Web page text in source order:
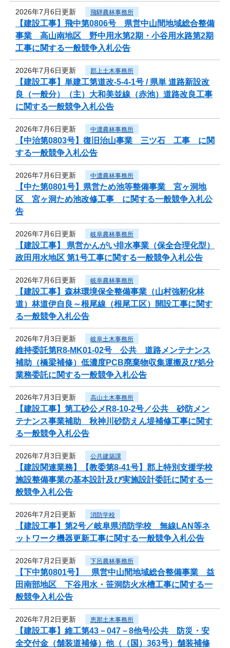
2026年7月6日更新 飛騨農林事務所
【建設工事】飛中第0806号 県営中山間地域総合整備
事業 高山南地区 野中用水第2期・小谷用水路第2期
工事に関する一般競争入札公告
2026年7月6日更新 郡上土木事務所
【建設工事】単建工第道改-5-4-1号 / 県単 道路新設改
良（一般分）（主）大和美並線（赤池）道路改良工事
に関する一般競争入札公告
2026年7月6日更新 中濃農林事務所
【中治第0803号】復旧治山事業 三ツ石 工事 に関
する一般競争入札公告
2026年7月6日更新 中濃農林事務所
【中た第0801号】県営ため池等整備事業 宮ヶ洞地
区 宮ヶ洞ため池改修工事 に関する一般競争入札公
告
2026年7月6日更新 岐阜農林事務所
【建設工事】 県営かんがい排水事業（保全合理化型）
政田用水地区 第1号工事に関する一般競争入札公告
2026年7月6日更新 岐阜農林事務所
【建設工事】森林環境保全整備事業（山村強靭化林
道）林道伊自良～根尾線（根尾工区）開設工事に関す
る一般競争入札公告
2026年7月3日更新 岐阜土木事務所
維持委託第R8-MK01-02号 公共 道路メンテナンス
補助（橋梁補修）低濃度PCB廃棄物収集運搬及び処分
業務委託に関する一般競争入札公告
2026年7月3日更新 高山土木事務所
【建設工事】第工砂公メR8-10-2号／公共 砂防メン
テナンス事業補助 秋神川砂防えん堤補修工事に関す
る一般競争入札公告
2026年7月3日更新 公共建築課
【建設関連業務】【教委第8-41号】郡上特別支援学校
施設整備事業の基本設計及び実施設計委託に関する一
般競争入札公告
2026年7月2日更新 消防学校
【建設工事】第2号／岐阜県消防学校 無線LAN等ネ
ットワーク機器更新工事に関する一般競争入札公告
2026年7月2日更新 下呂農林事務所
【下中第0801号】 県営中山間地域総合整備事業 益
田南部地区 下谷用水・笹洞防火水槽工事に関する一
般競争入札公告
2026年7月2日更新 恵那土木事務所
【建設工事】維工第43－047－8他号/公共 防災・安
全交付金（舗装道補修）他（（国）363号）舗装補修